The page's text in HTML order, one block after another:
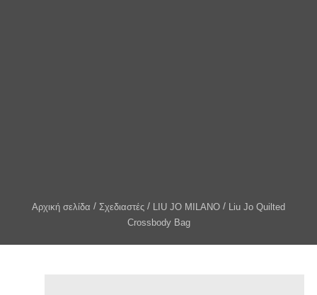
Αρχική σελίδα Σχεδιαστές LIU JO MILANO
Liu Jo Quilted
Crossbody Bag